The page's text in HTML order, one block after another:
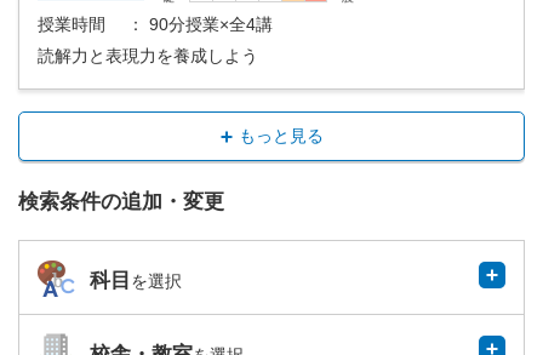
授業時間
： 90分授業×全4講
読解力と表現力を養成しよう
もっと見る
検索条件の追加・変更
科目 を選択